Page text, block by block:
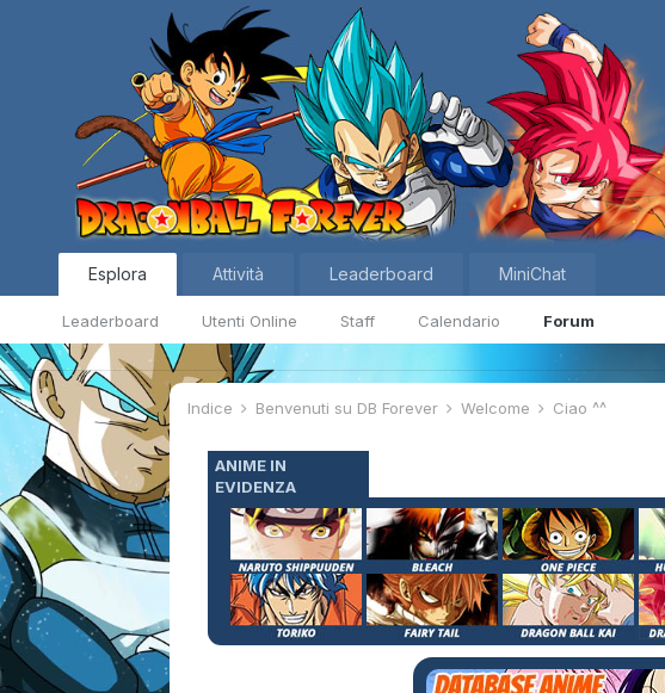
Esplora
Leaderboard Utenti Online Staff Calendario Forum
Attività Leaderboard MiniChat
Indice Benvenuti su DB Forever Welcome Ciao ^^
ANIME IN
EVIDENZA